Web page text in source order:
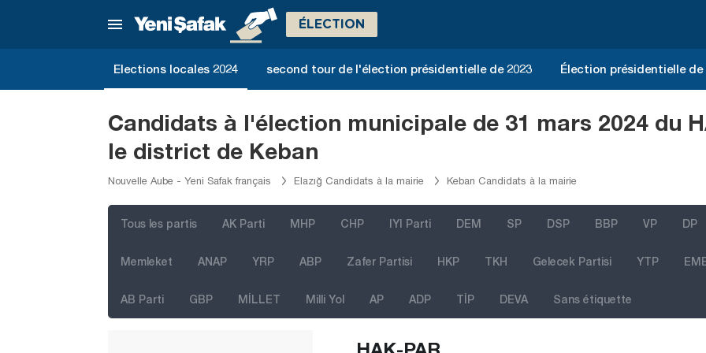
ÉLECTION
Elections locales 2024 second tour de l'élection présidentielle de 2023 Élection présidentielle de
Candidats à l'élection municipale de 31 mars 2024 du
le district de Keban
Nouvelle Aube - Yeni Safak français Elazığ Candidats à la mairie Keban Candidats à la mairie
Tous les partis AK Parti MHP CHP IYI Parti DEM SP DSP BBP VP DP
Memleket ANAP YRP ABP Zafer Partisi HKP TKH Gelecek Partisi YTP
AB Parti GBP MİLLET Milli Yol AP ADP TİP DEVA Sans étiquette
Bingöl
Çorum
Düzce